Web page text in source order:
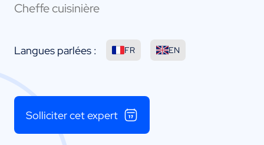
Cheffe cuisinière
Langues parlées : FR EN
Solliciter cet expert